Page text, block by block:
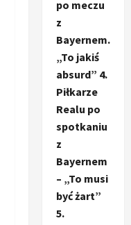
po meczu
z
Bayernem.
„To jakiś
absurd” 4.
Piłkarze
Realu po
spotkaniu
z
Bayernem
– „To musi
być żart”
5.